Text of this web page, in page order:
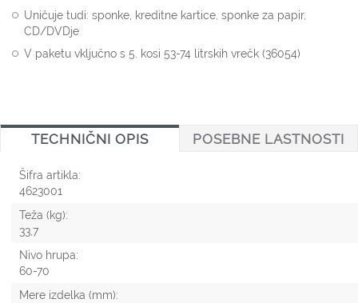
Uničuje tudi: sponke, kreditne kartice, sponke za papir,
CD/DVDje
V paketu vključno s 5. kosi 53-74 litrskih vrečk (36054)
TECHNIČNI OPIS POSEBNE LASTNOSTI
Šifra artikla:
4623001
Teža (kg):
33,7
Nivo hrupa:
60-70
Mere izdelka (mm):